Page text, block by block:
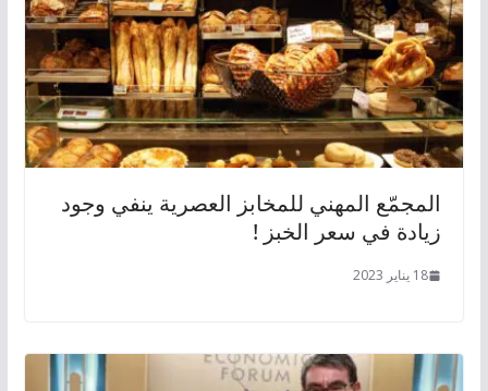
المجمّع المهني للمخابز العصرية ينفي وجود
زيادة في سعر الخبز !
18 يناير 2023